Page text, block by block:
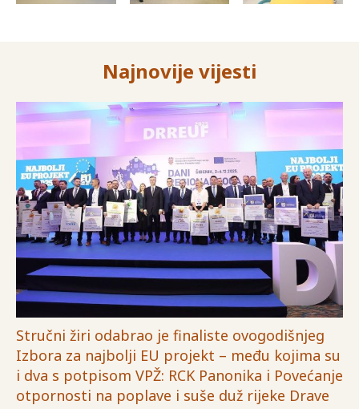
Najnovije vijesti
Stručni žiri odabrao je finaliste ovogodišnjeg
Izbora za najbolji EU projekt – među kojima su
i dva s potpisom VPŽ: RCK Panonika i Povećanje
otpornosti na poplave i suše duž rijeke Drave